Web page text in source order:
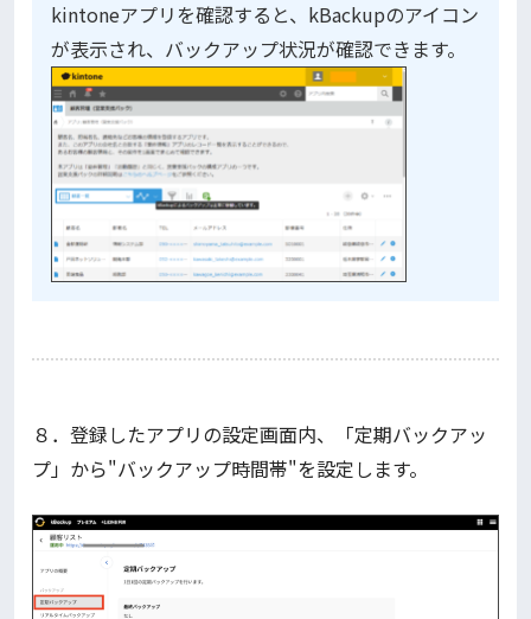
kintoneアプリを確認すると、kBackupのアイコン
が表示され、バックアップ状況が確認できます。
８．登録したアプリの設定画面内、「定期バックアッ
プ」から"バックアップ時間帯"を設定します。